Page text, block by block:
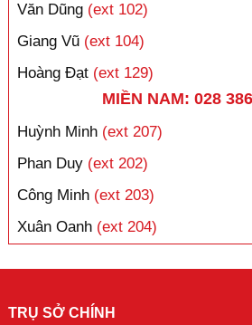
Văn Dũng (ext 102)
Giang Vũ (ext 104)
Hoàng Đạt (ext 129)
MIỀN NAM: 028
Huỳnh Minh (ext 207)
Phan Duy (ext 202)
Công Minh (ext 203)
Xuân Oanh (ext 204)
TRỤ SỞ CHÍNH